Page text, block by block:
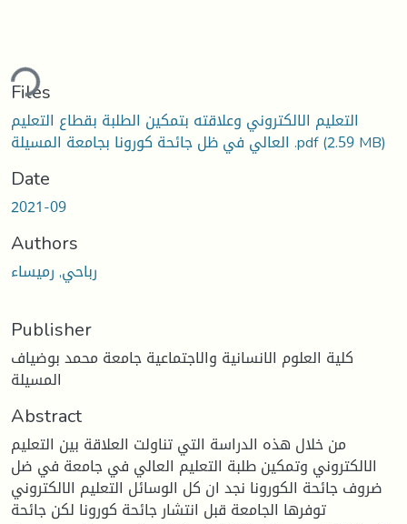
Files
التعليم الالكتروني وعلاقته بتمكين الطلبة بقطاع التعليم
العالي في ظل جائحة كورونا بجامعة المسيلة .pdf(2.59 MB)
Date
2021-09
Authors
رباحي, رميساء
Publisher
كلية العلوم الانسانية والاجتماعية جامعة محمد بوضياف
المسيلة
Abstract
من خلال هذه الدراسة التي تناولت العلاقة بين التعليم
الالكتروني وتمكين طلبة التعليم العالي في جامعة في ضل
ضروف جائحة الكورونا نجد ان كل الوسائل التعليم الالكتروني
توفرها الجامعة قبل انتشار جائحة كورونا لكن جائحة